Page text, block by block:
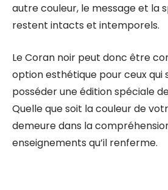
autre couleur, le message et la
restent intacts et intemporels.
Le Coran noir peut donc être
option esthétique pour ceux qui
posséder une édition spéciale
Quelle que soit la couleur de
demeure dans la
enseignements qu’il renferme.